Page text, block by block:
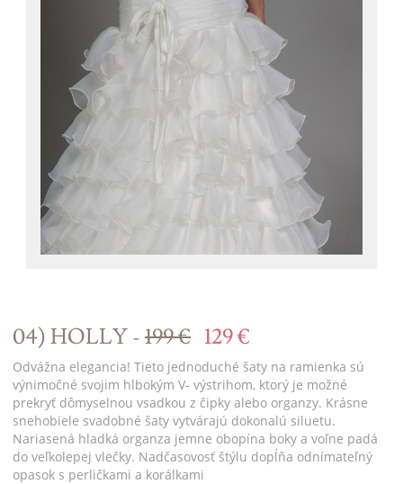
04) HOLLY -199 € 129 €
Odvážna elegancia! Tieto jednoduché šaty na ramienka sú
výnimočné svojim hlbokým V- výstrihom, ktorý je možné
prekryť dômyselnou vsadkou z čipky alebo organzy. Krásne
snehobiele svadobné šaty vytvárajú dokonalú siluetu.
Nariasená hladká organza jemne obopína boky a voľne padá
do veľkolepej vlečky. Nadčasovosť štýlu dopĺňa odnímateľný
opasok s perličkami a korálkami